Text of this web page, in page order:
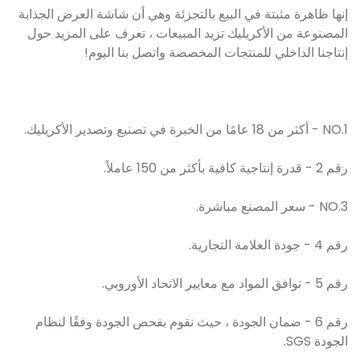
إنها ظاهرة مثبتة في البيع بالتجزئة وهي أن شاشة العرض الجذابة
المصنوعة من الأكريليك تزيد المبيعات ، تعرف على المزيد حول
إنتاجنا الداخلي للمنتجات المخصصة واتصل بنا اليوم!
NO.1 - أكثر من 18 عامًا من الخبرة في تصنيع وتصدير الأكريليك.
رقم 2 - قدرة إنتاجية كافية بأكثر من 150 عاملاً.
NO.3 - سعر المصنع مباشرة.
رقم 4 - جودة العلامة التجارية.
رقم 5 - توافق المواد مع معايير الاتحاد الأوروبي.
رقم 6 - ضمان الجودة ، حيث نقوم بفحص الجودة وفقًا لنظام
الجودة SGS.